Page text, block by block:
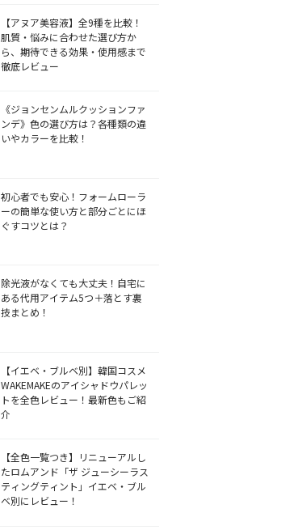
【アヌア美容液】全9種を比較！
肌質・悩みに合わせた選び方か
ら、期待できる効果・使用感まで
徹底レビュー
《ジョンセンムルクッションファ
ンデ》色の選び方は？各種類の違
いやカラーを比較！
初心者でも安心！フォームローラ
ーの簡単な使い方と部分ごとにほ
ぐすコツとは？
除光液がなくても大丈夫！自宅に
ある代用アイテム5つ＋落とす裏
技まとめ！
【イエベ・ブルベ別】韓国コスメ
WAKEMAKEのアイシャドウパレッ
トを全色レビュー！最新色もご紹
介
【全色一覧つき】リニューアルし
たロムアンド「ザ ジューシーラス
ティングティント」イエベ・ブル
ベ別にレビュー！